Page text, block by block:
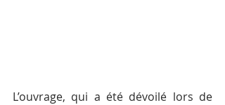
L’ouvrage, qui a été dévoilé lors de